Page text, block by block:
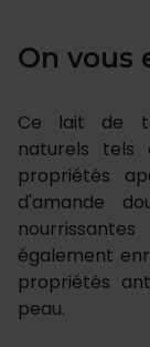
On vous
Ce lait de
naturels tels
propriétés
d'amande
également
propriétés
peau.